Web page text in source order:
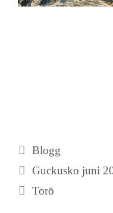
Kategorier
Blogg
Guckusko juni
Torö